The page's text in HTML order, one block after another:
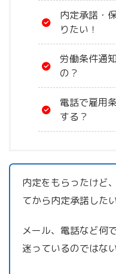
内定承諾・
りたい！
労働条件通
の？
電話で雇用
する？
内定をもらったけど
てから内定承諾した
メール、電話など何
迷っているのではな